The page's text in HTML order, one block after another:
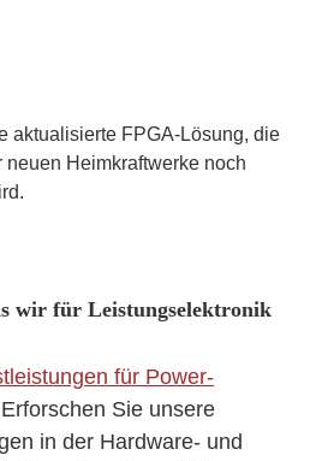
aktualisierte FPGA-Lösung, die
Heimkraftwerke noch
wir für Leistungselektronik
für Power-
Sie unsere
in der Hardware- und